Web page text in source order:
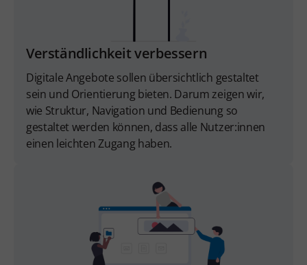
Verständlichkeit verbessern
Digitale Angebote sollen übersichtlich gestaltet
sein und Orientierung bieten. Darum zeigen wir,
wie Struktur, Navigation und Bedienung so
gestaltet werden können, dass alle Nutzer:innen
einen leichten Zugang haben.